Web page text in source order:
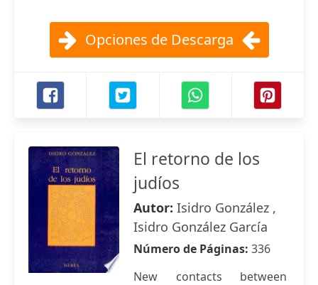
Opciones de Descarga
El retorno de los
judíos
Autor: Isidro González ,
Isidro González García
Número de Páginas: 336
New contacts between